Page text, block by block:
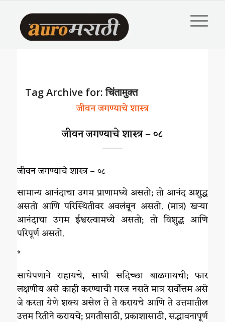
Tag Archive for:चिंतामुक्त
जीवन जगण्याचे शास्त्र
जीवन जगण्याचे शास्त्र – ०८
जीवन जगण्याचे शास्त्र – ०८
सामान्य आनंदाचा उगम प्राणामध्ये असतो; तो आनंद अशुद्ध
असतो आणि परिस्थितीवर अवलंबून असतो. (मात्र) खऱ्या
आनंदाचा उगम ईश्वरत्वामध्ये असतो; तो विशुद्ध आणि
परिपूर्ण असतो.
*
साधेपणाने राहायचे, साधी सदिच्छा बाळगायची; फार
लक्षणीय असे काही करण्याची गरज नसते मात्र सर्वोत्तम असे
जे करता येणे शक्य असेल ते ते करायचे आणि ते उत्तमातील
उत्तम रितीने करायचे; प्रगतीसाठी, प्रकाशासाठी, सद्भावनापूर्ण